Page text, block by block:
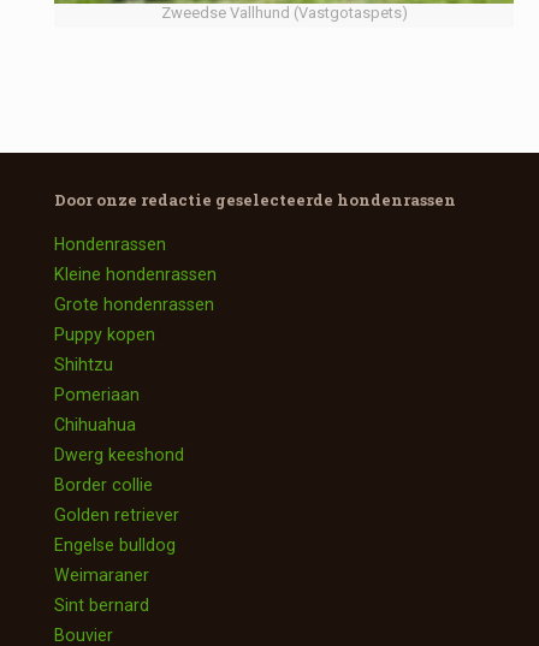
Zweedse Vallhund (Vastgotaspets)
Door onze redactie geselecteerde hondenrassen
Hondenrassen
Kleine hondenrassen
Grote hondenrassen
Puppy kopen
Shihtzu
Pomeriaan
Chihuahua
Dwerg keeshond
Border collie
Golden retriever
Engelse bulldog
Weimaraner
Sint bernard
Bouvier